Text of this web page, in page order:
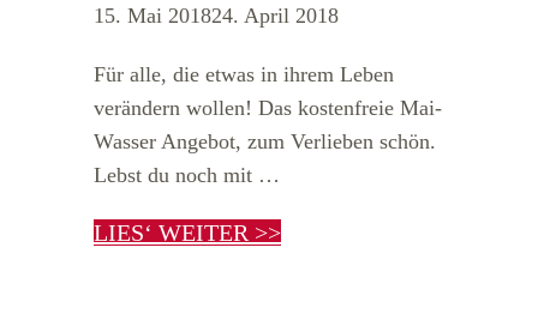
15. Mai 201824. April 2018
Für alle, die etwas in ihrem Leben
verändern wollen! Das kostenfreie Mai-
Wasser Angebot, zum Verlieben schön.
Lebst du noch mit …
LIES‘ WEITER >>